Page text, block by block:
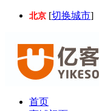
北京 [切换城市]
首页